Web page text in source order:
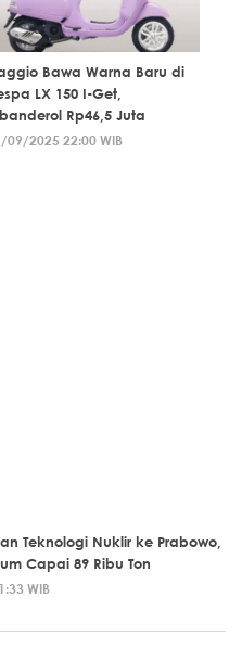
Bawa Warna Baru di
LX 150 I-Get,
Rp46,5 Juta
09/2025 22:00 WIB
Teknologi Nuklir ke Prabowo,
Capai 89 Ribu Ton
WIB